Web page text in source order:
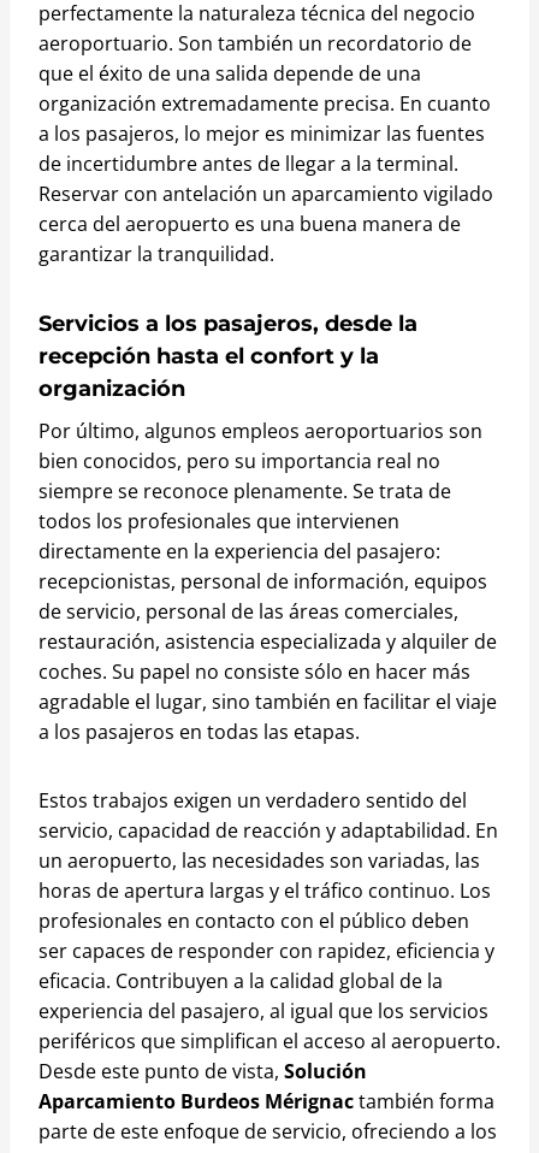
perfectamente la naturaleza técnica del negocio
aeroportuario. Son también un recordatorio de
que el éxito de una salida depende de una
organización extremadamente precisa. En cuanto
a los pasajeros, lo mejor es minimizar las fuentes
de incertidumbre antes de llegar a la terminal.
Reservar con antelación un aparcamiento vigilado
cerca del aeropuerto es una buena manera de
garantizar la tranquilidad.
Servicios a los pasajeros, desde la
recepción hasta el confort y la
organización
Por último, algunos empleos aeroportuarios son
bien conocidos, pero su importancia real no
siempre se reconoce plenamente. Se trata de
todos los profesionales que intervienen
directamente en la experiencia del pasajero:
recepcionistas, personal de información, equipos
de servicio, personal de las áreas comerciales,
restauración, asistencia especializada y alquiler de
coches. Su papel no consiste sólo en hacer más
agradable el lugar, sino también en facilitar el viaje
a los pasajeros en todas las etapas.
Estos trabajos exigen un verdadero sentido del
servicio, capacidad de reacción y adaptabilidad. En
un aeropuerto, las necesidades son variadas, las
horas de apertura largas y el tráfico continuo. Los
profesionales en contacto con el público deben
ser capaces de responder con rapidez, eficiencia y
eficacia. Contribuyen a la calidad global de la
experiencia del pasajero, al igual que los servicios
periféricos que simplifican el acceso al aeropuerto.
Desde este punto de vista, Solución
Aparcamiento Burdeos Mérignactambién forma
parte de este enfoque de servicio, ofreciendo a los